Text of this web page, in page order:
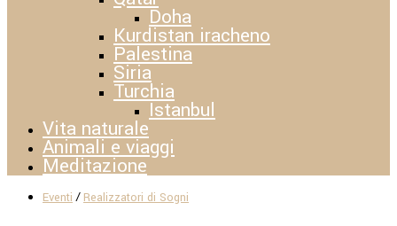
Doha
Kurdistan iracheno
Palestina
Siria
Turchia
Istanbul
Vita naturale
Animali e viaggi
Meditazione
Eventi / Realizzatori di Sogni